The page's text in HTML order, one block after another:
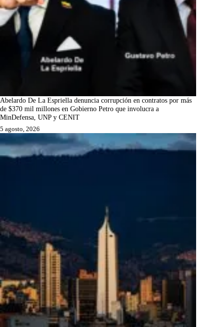
Abelardo De La Espriella denuncia corrupción en contratos por más
de $370 mil millones en Gobierno Petro que involucra a
MinDefensa, UNP y CENIT
5 agosto, 2026